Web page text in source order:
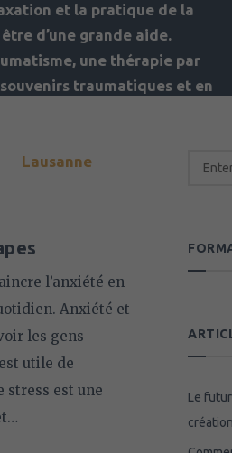
et la pratique de la
d’une grande aide.
une thérapie par
traumatiques et en
Lausanne
l’anxiété en
Anxiété et
les gens
utile de
stress est une
Le